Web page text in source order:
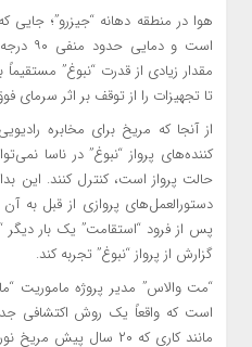
هوا در منطقه دهانه “جیزرو”؛
است و
مقدار زیادی از قدرت “نبوغ”
تا تجهیزات را از توقف بر اثر سرمای
از آنجا که مریخ برای مخابره
کننده‌های پرواز “نبوغ” در ناسا
حالت پرواز است، کنترل کنند. این
دستورالعمل‌های پروازی از قبل به
پس از فرود “استقامت” یک بار
گزارش از پرواز “نبوغ” تجربه کند.
است که واقعاً یک روش اکتشافی
مانند کاری که ۲۰ سال